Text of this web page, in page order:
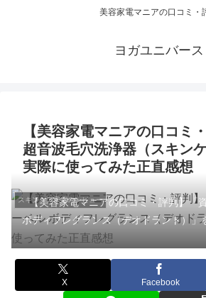
美容家電マニアの口コミ・
ヨガユニバース
【美容家電マニアの口コミ
超音波毛穴洗浄器（スキン
実際に使ってみた正直感想
スキンケア家電のレビュー
【美容家電マニアの口コミ・評判】「
ボディフレグランス（デオドラント）」
X Facebook